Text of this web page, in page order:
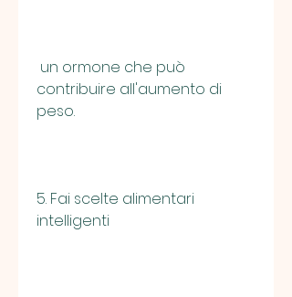
contribuire all'aumento di
peso.
5. Fai scelte alimentari
intelligenti